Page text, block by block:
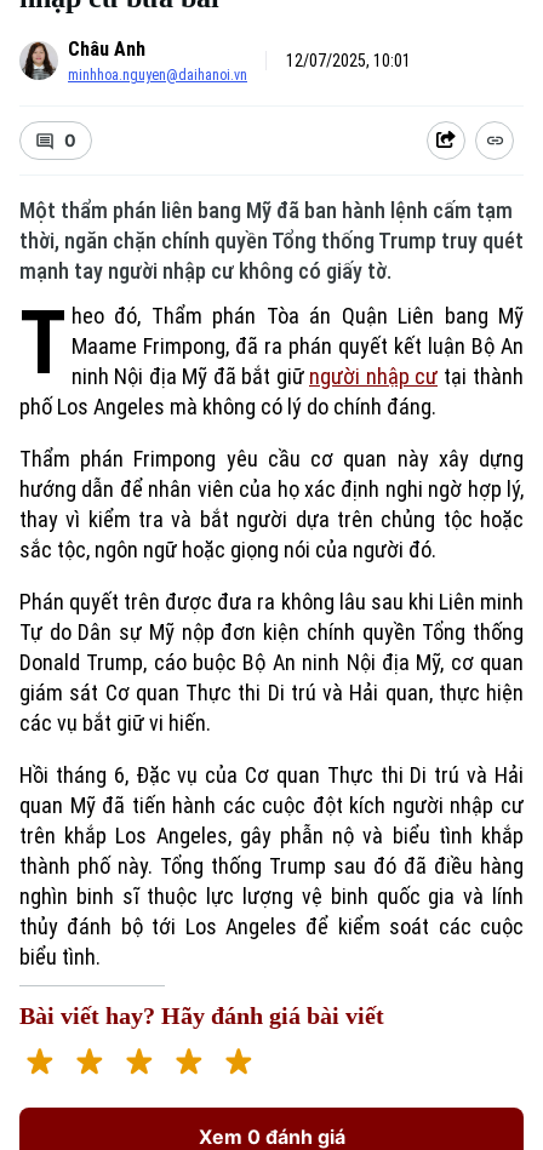
Xu hướng
Châu Anh
minhhoa.nguyen@daihanoi.vn
12/07/2025, 10:01
0
Một thẩm phán liên bang Mỹ đã ban hành lệnh cấm tạm
thời, ngăn chặn chính quyền Tổng thống Trump truy quét
mạnh tay người nhập cư không có giấy tờ.
T heo đó, Thẩm phán Tòa án Quận Liên bang Mỹ
Maame Frimpong, đã ra phán quyết kết luận Bộ An
ninh Nội địa Mỹ đã bắt giữ người nhập cư tại thành
phố Los Angeles mà không có lý do chính đáng.
Thẩm phán Frimpong yêu cầu cơ quan này xây dựng
hướng dẫn để nhân viên của họ xác định nghi ngờ hợp lý,
thay vì kiểm tra và bắt người dựa trên chủng tộc hoặc
sắc tộc, ngôn ngữ hoặc giọng nói của người đó.
Phán quyết trên được đưa ra không lâu sau khi Liên minh
Tự do Dân sự Mỹ nộp đơn kiện chính quyền Tổng thống
Donald Trump, cáo buộc Bộ An ninh Nội địa Mỹ, cơ quan
giám sát Cơ quan Thực thi Di trú và Hải quan, thực hiện
các vụ bắt giữ vi hiến.
Hồi tháng 6, Đặc vụ của Cơ quan Thực thi Di trú và Hải
quan Mỹ đã tiến hành các cuộc đột kích người nhập cư
trên khắp Los Angeles, gây phẫn nộ và biểu tình khắp
thành phố này. Tổng thống Trump sau đó đã điều hàng
nghìn binh sĩ thuộc lực lượng vệ binh quốc gia và lính
thủy đánh bộ tới Los Angeles để kiểm soát các cuộc
biểu tình.
Bài viết hay? Hãy đánh giá bài viết
Xem 0 đánh giá